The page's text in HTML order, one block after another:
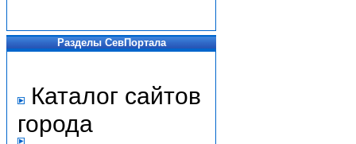
Разделы СевПортала
Каталог сайтов
города